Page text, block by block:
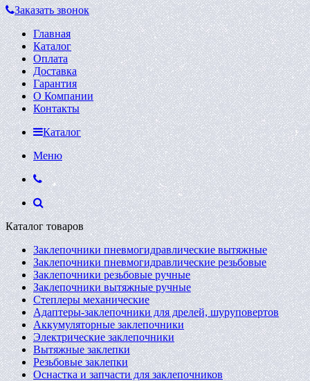
Заказать звонок
Главная
Каталог
Оплата
Доставка
Гарантия
О Компании
Контакты
Каталог
Меню
Каталог товаров
Заклепочники пневмогидравлические вытяжные
Заклепочники пневмогидравлические резьбовые
Заклепочники резьбовые ручные
Заклепочники вытяжные ручные
Степлеры механические
Адаптеры-заклепочники для дрелей, шуруповертов
Аккумуляторные заклепочники
Электрические заклепочники
Вытяжные заклепки
Резьбовые заклепки
Оснастка и запчасти для заклепочников